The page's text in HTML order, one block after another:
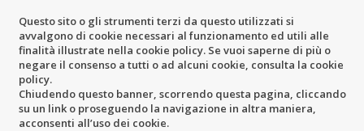
Questo sito o gli strumenti terzi da questo utilizzati si
avvalgono di cookie necessari al funzionamento ed utili alle
finalità illustrate nella cookie policy. Se vuoi saperne di più o
negare il consenso a tutti o ad alcuni cookie, consulta la cookie
policy.
Chiudendo questo banner, scorrendo questa pagina, cliccando
su un link o proseguendo la navigazione in altra maniera,
acconsenti all’uso dei cookie.